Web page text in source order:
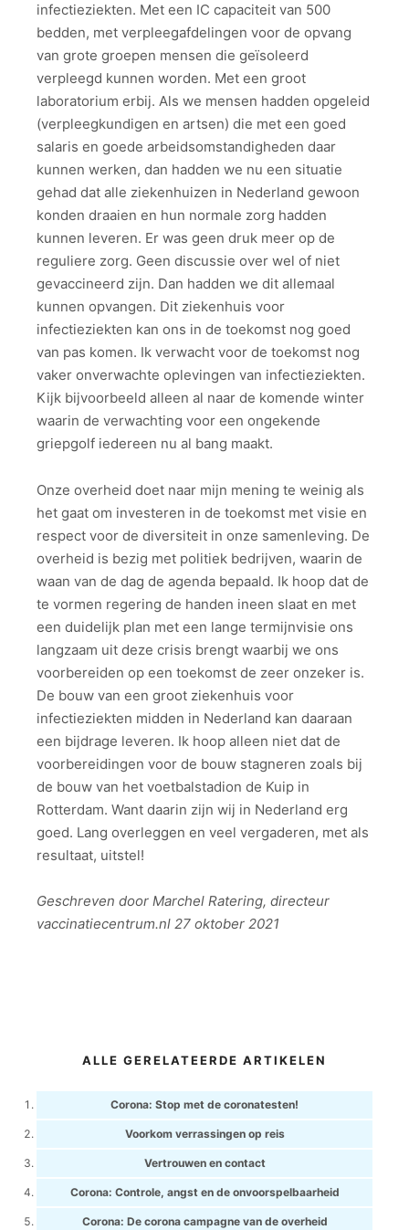
infectieziekten. Met een IC capaciteit van 500
bedden, met verpleegafdelingen voor de opvang
van grote groepen mensen die geïsoleerd
verpleegd kunnen worden. Met een groot
laboratorium erbij. Als we mensen hadden opgeleid
(verpleegkundigen en artsen) die met een goed
salaris en goede arbeidsomstandigheden daar
kunnen werken, dan hadden we nu een situatie
gehad dat alle ziekenhuizen in Nederland gewoon
konden draaien en hun normale zorg hadden
kunnen leveren. Er was geen druk meer op de
reguliere zorg. Geen discussie over wel of niet
gevaccineerd zijn. Dan hadden we dit allemaal
kunnen opvangen. Dit ziekenhuis voor
infectieziekten kan ons in de toekomst nog goed
van pas komen. Ik verwacht voor de toekomst nog
vaker onverwachte oplevingen van infectieziekten.
Kijk bijvoorbeeld alleen al naar de komende winter
waarin de verwachting voor een ongekende
griepgolf iedereen nu al bang maakt.
Onze overheid doet naar mijn mening te weinig als
het gaat om investeren in de toekomst met visie en
respect voor de diversiteit in onze samenleving. De
overheid is bezig met politiek bedrijven, waarin de
waan van de dag de agenda bepaald. Ik hoop dat de
te vormen regering de handen ineen slaat en met
een duidelijk plan met een lange termijnvisie ons
langzaam uit deze crisis brengt waarbij we ons
voorbereiden op een toekomst de zeer onzeker is.
De bouw van een groot ziekenhuis voor
infectieziekten midden in Nederland kan daaraan
een bijdrage leveren. Ik hoop alleen niet dat de
voorbereidingen voor de bouw stagneren zoals bij
de bouw van het voetbalstadion de Kuip in
Rotterdam. Want daarin zijn wij in Nederland erg
goed. Lang overleggen en veel vergaderen, met als
resultaat, uitstel!
Geschreven door Marchel Ratering, directeur
vaccinatiecentrum.nl 27 oktober 2021
ALLE GERELATEERDE ARTIKELEN
Corona: Stop met de coronatesten!
Voorkom verrassingen op reis
Vertrouwen en contact
Corona: Controle, angst en de onvoorspelbaarheid
Corona: De corona campagne van de overheid